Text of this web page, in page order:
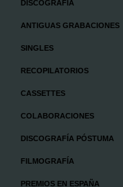
DISCOGRAFÍA
ANTIGUAS GRABACIONES
SINGLES
RECOPILATORIOS
CASSETTES
COLABORACIONES
DISCOGRAFÍA PÓSTUMA
FILMOGRAFÍA
PREMIOS EN ESPAÑA